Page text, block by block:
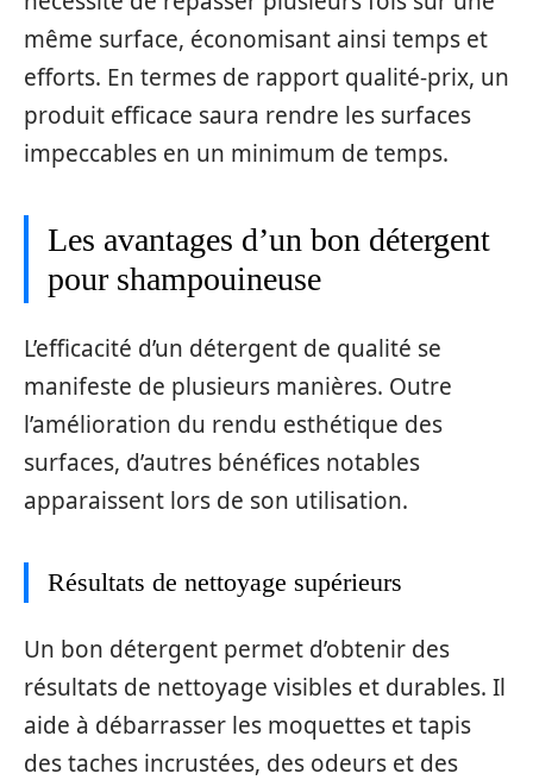
même surface, économisant ainsi temps et
efforts. En termes de rapport qualité-prix, un
produit efficace saura rendre les surfaces
impeccables en un minimum de temps.
Les avantages d’un bon détergent
pour shampouineuse
L’efficacité d’un détergent de qualité se
manifeste de plusieurs manières. Outre
l’amélioration du rendu esthétique des
surfaces, d’autres bénéfices notables
apparaissent lors de son utilisation.
Résultats de nettoyage supérieurs
Un bon détergent permet d’obtenir des
résultats de nettoyage visibles et durables. Il
aide à débarrasser les moquettes et tapis
des taches incrustées, des odeurs et des